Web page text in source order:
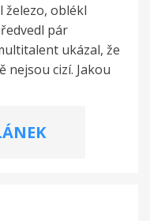
železo, oblékl
pár
ukázal, že
cizí. Jakou